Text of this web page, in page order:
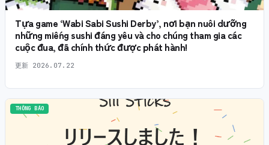
Tựa game ‘Wabi Sabi Sushi Derby’, nơi bạn nuôi dưỡng
những miếng sushi đáng yêu và cho chúng tham gia các
cuộc đua, đã chính thức được phát hành!
更新 2026.07.22
THÔNG BÁO